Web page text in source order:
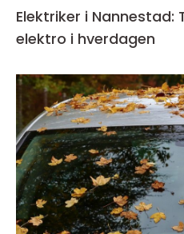
Elektriker i Nannestad:
elektro i hverdagen